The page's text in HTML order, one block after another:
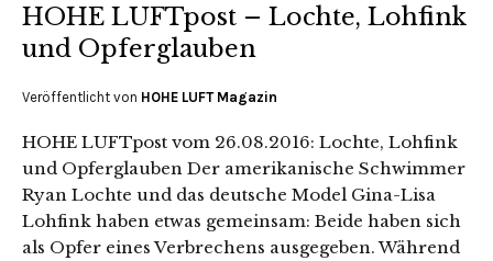
HOHE LUFTpost – Lochte, Lohfink
und Opferglauben
Veröffentlicht von HOHE LUFT Magazin
HOHE LUFTpost vom 26.08.2016: Lochte, Lohfink
und Opferglauben Der amerikanische Schwimmer
Ryan Lochte und das deutsche Model Gina-Lisa
Lohfink haben etwas gemeinsam: Beide haben sich
als Opfer eines Verbrechens ausgegeben. Während